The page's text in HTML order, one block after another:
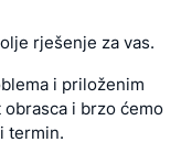
rješenje za vas.
i priloženim
i brzo ćemo
termin.